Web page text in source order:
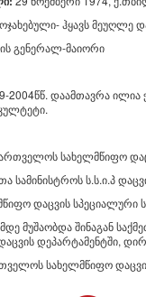
ჰყავს მეუღლე
გენერალ-მაიორი
2004წწ. დაამთავრა ილია
სახელმწიფო
სამინისტროს ს.ს.ი.პ
დაცვის სპეციალური
მუშაობდა შინაგან
დეპარტამენტში,
სახელმწიფო